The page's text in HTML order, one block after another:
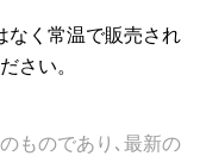
なく常温で販売され
さい。
ものであり､最新の